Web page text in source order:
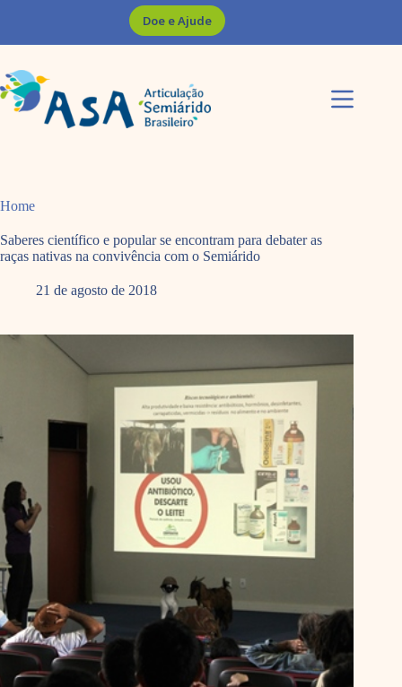
Doe e Ajude
Home
Saberes científico e popular se encontram para debater as
raças nativas na convivência com o Semiárido
21 de agosto de 2018